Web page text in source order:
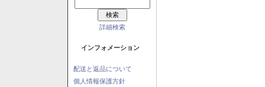
詳細検索
インフォメーション
配送と返品について
個人情報保護方針